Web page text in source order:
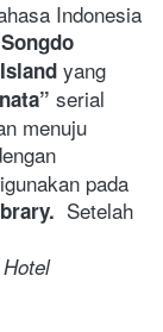
Indonesia
Songdo
yang
serial
pada
  Setelah